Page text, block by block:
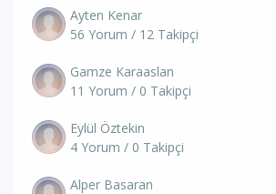
Ayten Kenar
56 Yorum / 12 Takipçi
Gamze Karaaslan
11 Yorum / 0 Takipçi
Eylül Öztekin
4 Yorum / 0 Takipçi
Alper Basaran